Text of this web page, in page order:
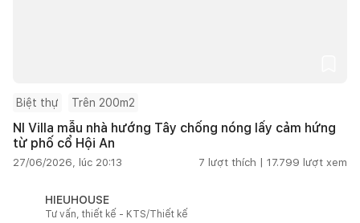
Biệt thự Trên 200m2
NI Villa mẫu nhà hướng Tây chống nóng lấy cảm hứng
từ phố cổ Hội An
27/06/2026, lúc 20:13 7 lượt thích | 17.799 lượt xem
HIEUHOUSE
Tư vấn, thiết kế - KTS/Thiết kế